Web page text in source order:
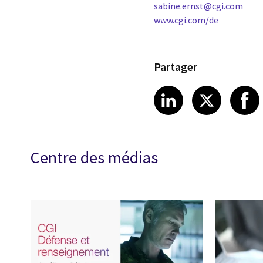
sabine.ernst@cgi.com
www.cgi.com/de
Partager
Share article
LinkedIn
Share
X
Centre des médias